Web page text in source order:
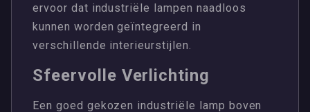
ervoor dat industriële lampen naadloos
kunnen worden geïntegreerd in
verschillende interieurstijlen.
Sfeervolle Verlichting
Een goed gekozen industriële lamp boven